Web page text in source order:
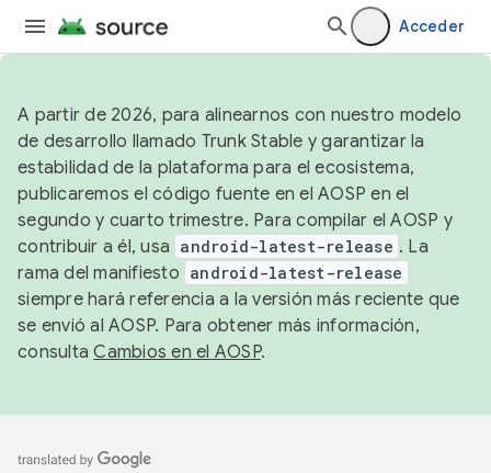
Acceder
A partir de 2026, para alinearnos con nuestro modelo
de desarrollo llamado Trunk Stable y garantizar la
estabilidad de la plataforma para el ecosistema,
publicaremos el código fuente en el AOSP en el
segundo y cuarto trimestre. Para compilar el AOSP y
contribuir a él, usa android-latest-release . La
rama del manifiesto android-latest-release
siempre hará referencia a la versión más reciente que
se envió al AOSP. Para obtener más información,
consultaCambios en el AOSP.